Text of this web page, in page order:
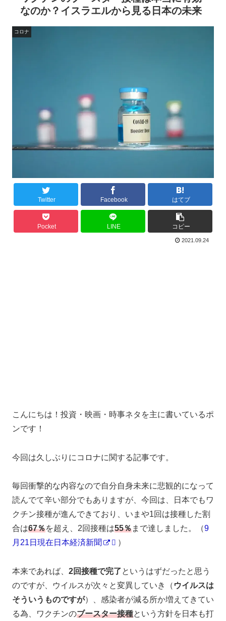
なのか？イスラエルから見る日本の未来
コロナ
Twitter Facebook はてブ
Pocket LINE コピー
2021.09.24
こんにちは！投資・映画・時事ネタを主に書いているポ
ンです！
今回は久しぶりにコロナに関する記事です。
毎回衝撃的な内容なので自分自身未来に悲観的になって
読んでて辛い部分でもありますが、今回は、日本でもワ
クチン接種が進んできており、いまや1回は接種した割
合は67％を超え、2回接種は55％まで達しました。（9
月21日現在日本経済新聞
）
本来であれば、 2回接種で完了というはずだったと思う
のですが、ウイルスが次々と変異していき（ ウイルスは
そういうものですが）、感染者が減る所か増えてきてい
る為、ワクチンのブースター接種という方針を日本も打